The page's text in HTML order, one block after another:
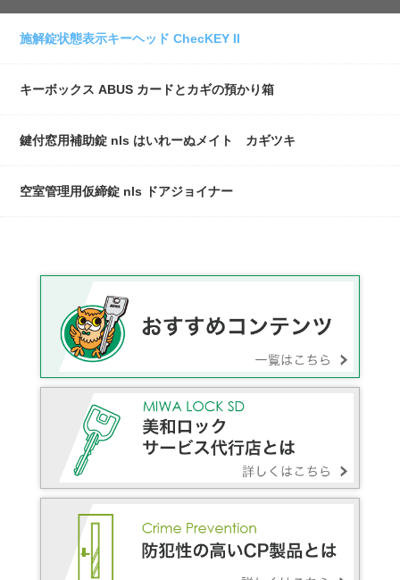
施解錠状態表示キーヘッド ChecKEY II
キーボックス ABUS カードとカギの預かり箱
鍵付窓用補助錠 nls はいれーぬメイト カギツキ
空室管理用仮締錠 nls ドアジョイナー